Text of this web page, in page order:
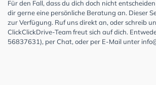
Für den Fall, dass du dich doch nicht
dir gerne eine persönliche Beratung an. Dieser
zur Verfügung. Ruf uns direkt an, oder schreib
ClickClickDrive-Team freut sich auf dich.
56837631), per Chat, oder per E-Mail unter